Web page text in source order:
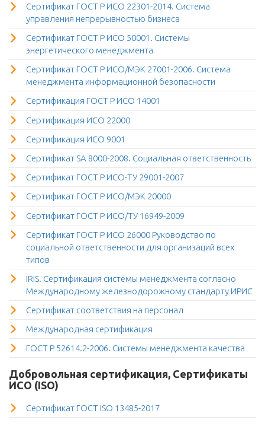
Сертификат ГОСТ Р ИСО 22301-2014. Система
управления непрерывностью бизнеса
Сертификат ГОСТ Р ИСО 50001. Системы
энергетического менеджмента
Сертификат ГОСТ Р ИСО/МЭК 27001-2006. Система
менеджмента информационной безопасности
Сертификация ГОСТ Р ИСО 14001
Сертификация ИСО 22000
Сертификация ИСО 9001
Сертификат SA 8000-2008. Социальная ответственность
Сертификат ГОСТ Р ИСО-ТУ 29001-2007
Сертификат ГОСТ Р ИСО/МЭК 20000
Сертификат ГОСТ Р ИСО/ТУ 16949-2009
Сертификат ГОСТ Р ИСО 26000 Руководство по
социальной ответственности для организаций всех
типов
IRIS. Сертификация системы менеджмента согласно
Международному железнодорожному стандарту ИРИС
Сертификат соответствия на персонал
Международная сертификация
ГОСТ Р 52614.2-2006. Системы менеджмента качества
Добровольная сертификация, Сертификаты
ИСО (ISO)
Сертификат ГОСТ ISO 13485-2017